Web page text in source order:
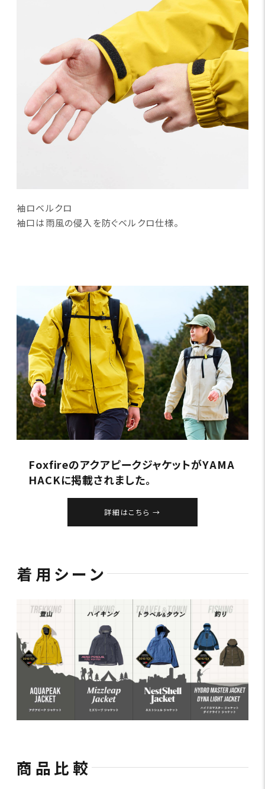
袖ロベルクロ
袖口は雨風の侵入を防ぐベルクロ仕様。
FoxfireのアクアピークジャケットがYAMA
HACKに掲載されました。
詳細はこちら
着用シーン
商品比較